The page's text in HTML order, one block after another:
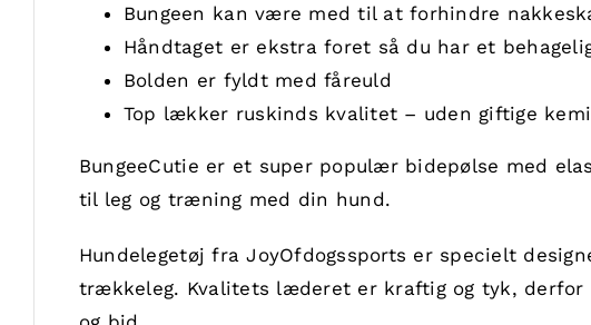
Bungeen kan være med til at forhindre
Håndtaget er ekstra foret så du har et
Bolden er fyldt med fåreuld
Top lækker ruskinds kvalitet – uden giftige
BungeeCutie er et super populær bidepølse med
til leg og træning med din hund.
Hundelegetøj fra JoyOfdogssports er specielt
trækkeleg. Kvalitets læderet er kraftig og tyk,